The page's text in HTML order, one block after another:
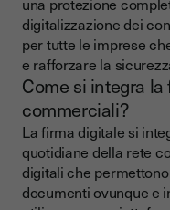
digitalizzazione dei
per tutte le imprese
e rafforzare la
Come si integra
commerciali?
La firma digitale si
quotidiane della rete
digitali che
documenti ovunque e